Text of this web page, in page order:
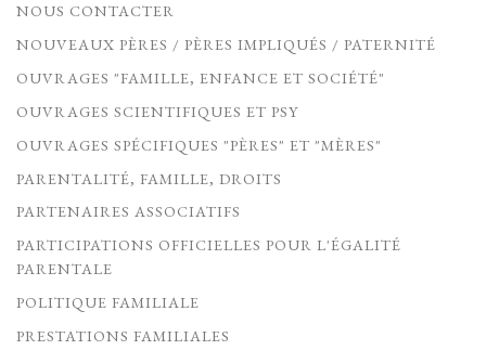
NOUS CONTACTER
NOUVEAUX PÈRES / PÈRES IMPLIQUÉS / PATERNITÉ
OUVRAGES "FAMILLE, ENFANCE ET SOCIÉTÉ"
OUVRAGES SCIENTIFIQUES ET PSY
OUVRAGES SPÉCIFIQUES "PÈRES" ET "MÈRES"
PARENTALITÉ, FAMILLE, DROITS
PARTENAIRES ASSOCIATIFS
PARTICIPATIONS OFFICIELLES POUR L'ÉGALITÉ
PARENTALE
POLITIQUE FAMILIALE
PRESTATIONS FAMILIALES